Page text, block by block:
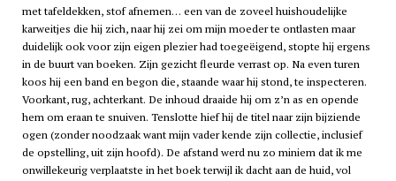
met tafeldekken, stof afnemen… een van de zoveel huishoudelijke
karweitjes die hij zich, naar hij zei om mijn moeder te ontlasten maar
duidelijk ook voor zijn eigen plezier had toegeëigend, stopte hij ergens
in de buurt van boeken. Zijn gezicht fleurde verrast op. Na even turen
koos hij een band en begon die, staande waar hij stond, te inspecteren.
Voorkant, rug, achterkant. De inhoud draaide hij om z’n as en opende
hem om eraan te snuiven. Tenslotte hief hij de titel naar zijn bijziende
ogen (zonder noodzaak want mijn vader kende zijn collectie, inclusief
de opstelling, uit zijn hoofd). De afstand werd nu zo miniem dat ik me
onwillekeurig verplaatste in het boek terwijl ik dacht aan de huid, vol